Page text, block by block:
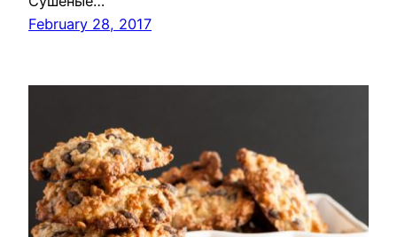
February 28, 2017